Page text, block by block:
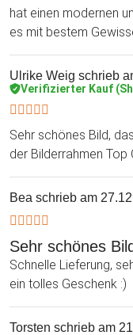
hat einen modernen
es mit bestem
Ulrike Weig schrieb
Verifizierter Kauf
Sehr schönes Bild,
der Bilderrahmen Top
Bea schrieb am
Sehr schönes Bild
Schnelle Lieferung,
ein tolles Geschenk :)
Torsten schrieb am